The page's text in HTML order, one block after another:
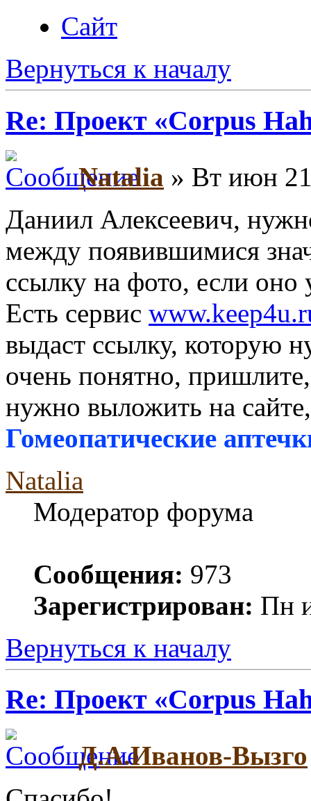
Сайт
Вернуться к началу
Re: Проект «Corpus
Natalia » Вт июн
Даниил Алексеевич,
между появившимися
ссылку на фото, если
Есть сервис
выдаст ссылку, которую
очень понятно,
нужно выложить на
Гомеопатические
Natalia
Модератор форума
Сообщения: 973
Зарегистрирован: Пн
Вернуться к началу
Re: Проект «Corpus
Д.А.Иванов-Вызго